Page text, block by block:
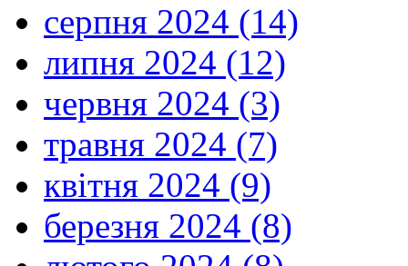
серпня 2024 (14)
липня 2024 (12)
червня 2024 (3)
травня 2024 (7)
квітня 2024 (9)
березня 2024 (8)